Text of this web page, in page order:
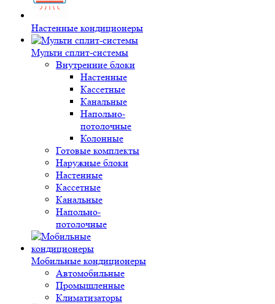
Настенные кондиционеры
Мульти сплит-системы
Внутренние блоки
Настенные
Кассетные
Канальные
Напольно-
потолочные
Колонные
Готовые комплекты
Наружные блоки
Настенные
Кассетные
Канальные
Напольно-
потолочные
Мобильные кондиционеры
Автомобильные
Промышленные
Климатизаторы